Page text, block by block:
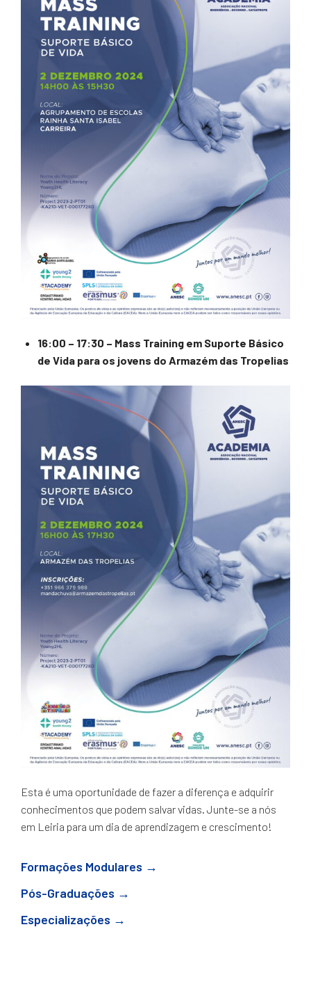
16:00 – 17:30 – Mass Training em Suporte Básico
de Vida para os jovens do Armazém das Tropelias
Esta é uma oportunidade de fazer a diferença e adquirir
conhecimentos que podem salvar vidas. Junte-se a nós
em Leiria para um dia de aprendizagem e crescimento!
Formações Modulares →
Pós-Graduações →
Especializações →